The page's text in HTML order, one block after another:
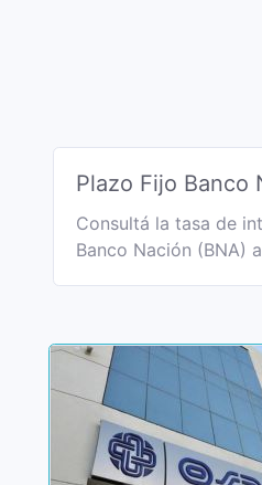
Plazo Fijo Banco
Consultá la tasa de
Banco Nación (BNA)